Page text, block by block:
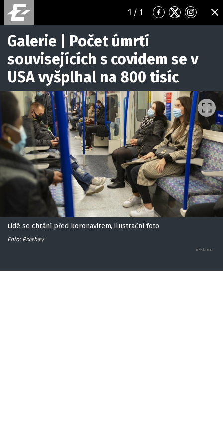
1 / 1
Přejít
na
Přejít
na
Přejít
na
Galerie | Počet úmrtí
souvisejících s covidem se v
USA vyšplhal na 800 tisíc
Lidé se chrání před koronavirem, ilustrační foto
Foto: Pixabay